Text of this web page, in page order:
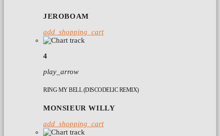
JEROBOAM
add_shopping_cart
4
play_arrow
RING MY BELL (DISCODELIC REMIX)
MONSIEUR WILLY
add_shopping_cart